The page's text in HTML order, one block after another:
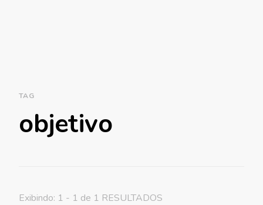
TAG
objetivo
Exibindo: 1 - 1 de 1 RESULTADOS